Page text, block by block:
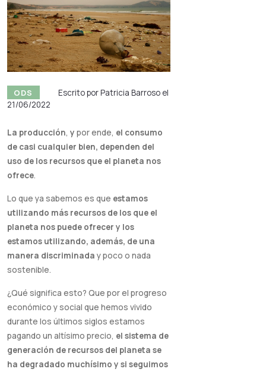
ODS
Escrito por Patricia Barroso el
21/06/2022
La producción, y por ende, el consumo
de casi cualquier bien, dependen del
uso de los recursos que el planeta nos
ofrece.
Lo que ya sabemos es que estamos
utilizando más recursos de los que el
planeta nos puede ofrecer y los
estamos utilizando, además, de una
manera discriminada y poco o nada
sostenible.
¿Qué significa esto? Que por el progreso
económico y social que hemos vivido
durante los últimos siglos estamos
pagando un altísimo precio, el sistema de
generación de recursos del planeta se
ha degradado muchísimo y si seguimos